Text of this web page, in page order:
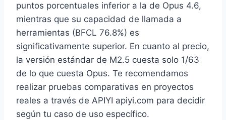
puntos porcentuales inferior a la de Opus 4.6,
mientras que su capacidad de llamada a
herramientas (BFCL 76.8%) es
significativamente superior. En cuanto al precio,
la versión estándar de M2.5 cuesta solo 1/63
de lo que cuesta Opus. Te recomendamos
realizar pruebas comparativas en proyectos
reales a través de APIYI apiyi.com para decidir
según tu caso de uso específico.